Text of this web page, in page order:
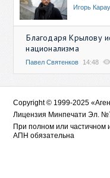
Игорь
Благодаря Крылову
национализма
Павел Святенков 14:48
Copyright © 1999-2025
Лицензия Минпечати Эл.
При полном или частичном
АПН обязательна